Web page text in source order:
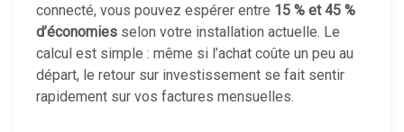
connecté, vous pouvez espérer entre 15 % et 45 %
d’économies selon votre installation actuelle. Le
calcul est simple : même si l’achat coûte un peu au
départ, le retour sur investissement se fait sentir
rapidement sur vos factures mensuelles.